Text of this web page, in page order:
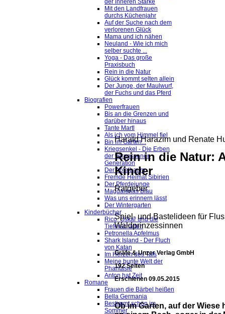
der inneren Stärke
Mit den Landfrauen
durchs Küchenjahr
Auf der Suche nach dem
verlorenen Glück
Mama und ich nähen
Neuland - Wie ich mich
selber suchte ...
Yoga - Das große
Praxisbuch
Rein in die Natur
Glück kommt selten allein
Der Junge, der Maulwurf,
der Fuchs und das Pferd
Biografien
Powerfrauen
Bis an die Grenzen und
darüber hinaus
Tante Martl
Als ich vom Himmel fiel
Bin im Garten...
Kriegsenkel - Die Erben
der vergessenen
Generation
Der Apfelbaum
Fremde Heimat Sibirien
Der Pferdejunge
Magdalenas Blau
Was uns erinnern lässt
Der Wintergarten
Kinderbücher
Rico, Oskar und die
Tieferschatten
Petronella Apfelmus
Shark Island - Der Fluch
von Katan
Im Herzen des Tals
Meine bunte Welt der
Phantasie
Anton hat Zeit
Romane
Frauen die Bärbel heißen
Bella Germania
Bestimmt schön im
Sommer
Harald Harazim und Renate
Rein in die Natur:
Kinder
Ratgeber
Spiel- und Bastelideen für
Waldprinzessinnen
Gräfe & Unzer Verlag GmbH
192 Seiten
Erschienen 09.05.2015
Ob im Garten, auf der Wiese